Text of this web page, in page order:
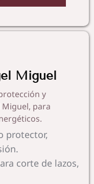
Miguel
y
para
protector,
corte de lazos,